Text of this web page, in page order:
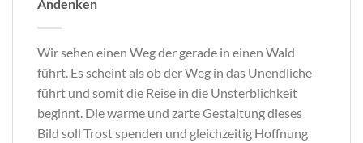
Andenken
Wir sehen einen Weg der gerade in einen Wald
führt. Es scheint als ob der Weg in das Unendliche
führt und somit die Reise in die Unsterblichkeit
beginnt. Die warme und zarte Gestaltung dieses
Bild soll Trost spenden und gleichzeitig Hoffnung